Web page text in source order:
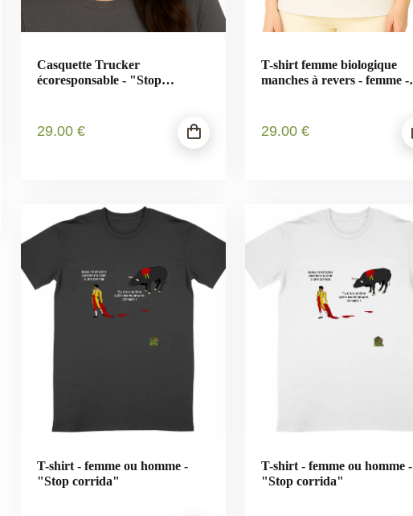
Casquette Trucker
écoresponsable - "Stop
29.00 €
T-shirt femme biologique
manches à revers - femme -
29.00 €
T-shirt - femme ou homme -
"Stop corrida"
T-shirt - femme ou homme -
"Stop corrida"